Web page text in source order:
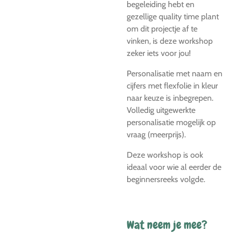
begeleiding hebt en
gezellige quality time plant
om dit projectje af te
vinken, is deze workshop
zeker iets voor jou!
Personalisatie met naam en
cijfers met flexfolie in kleur
naar keuze is inbegrepen.
Volledig uitgewerkte
personalisatie mogelijk op
vraag (meerprijs).
Deze workshop is ook
ideaal voor wie al eerder de
beginnersreeks volgde.
Wat neem je mee?